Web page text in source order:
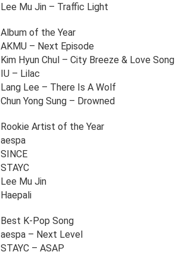
Lee Mu Jin – Traffic Light
Album of the Year
AKMU – Next Episode
Kim Hyun Chul – City Breeze & Love Song
IU – Lilac
Lang Lee – There Is A Wolf
Chun Yong Sung – Drowned
Rookie Artist of the Year
aespa
SINCE
STAYC
Lee Mu Jin
Haepali
Best K-Pop Song
aespa – Next Level
STAYC – ASAP